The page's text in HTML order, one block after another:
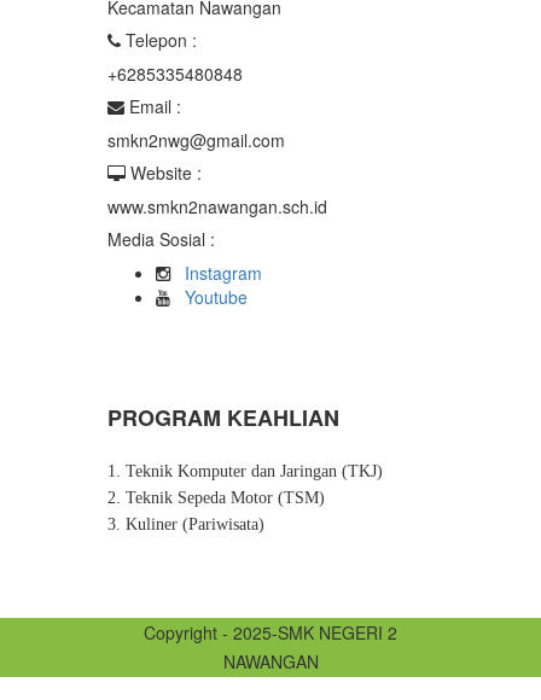
Kecamatan Nawangan
Telepon :
+6285335480848
Email :
smkn2nwg@gmail.com
Website :
www.smkn2nawangan.sch.id
Media Sosial :
Instagram
Youtube
PROGRAM KEAHLIAN
1. Teknik Komputer dan Jaringan (TKJ)
2. Teknik Sepeda Motor (TSM)
3. Kuliner (Pariwisata)
Copyright - 2025-SMK NEGERI 2
NAWANGAN